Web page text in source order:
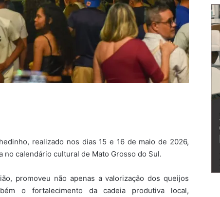
realizado nos dias 15 e 16 de maio de 2026,
calendário cultural de Mato Grosso do Sul.
promoveu não apenas a valorização dos queijos
o fortalecimento da cadeia produtiva local,